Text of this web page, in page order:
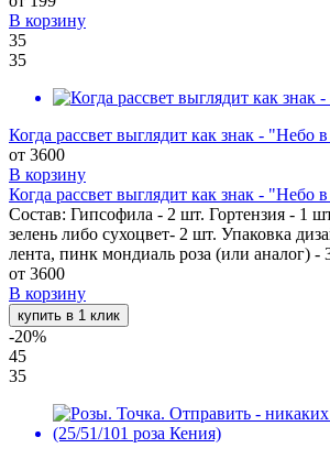
В корзину
35
35
Когда рассвет выглядит как знак - "Небо
от 3600
В корзину
Когда рассвет выглядит как знак - "Небо
Состав: Гипсофила - 2 шт. Гортензия - 1
зелень либо сухоцвет- 2 шт. Упаковка
лента, пинк мондиаль роза (или аналог) -
от 3600
В корзину
купить в 1 клик
-20%
45
35